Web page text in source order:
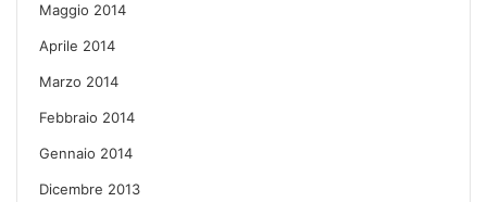
Maggio 2014
Aprile 2014
Marzo 2014
Febbraio 2014
Gennaio 2014
Dicembre 2013